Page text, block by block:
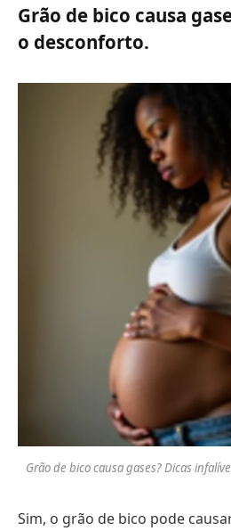
Grão de bico causa
o desconforto.
Grão de bico causa gases? Dicas
Sim, o grão de bico pode